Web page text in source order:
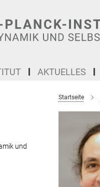
AKTUELLES
Startseite
und